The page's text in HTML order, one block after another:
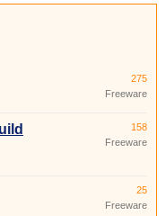
275
Freeware
158
Freeware
25
Freeware